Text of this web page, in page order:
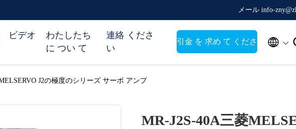
メール info-
ビデオ
わたしたち
に つい て
連絡 くださ
い
引金 を 求め て くださ 
J2の極度のシリーズ サーボ アンプ
MR-J2S-40A三菱